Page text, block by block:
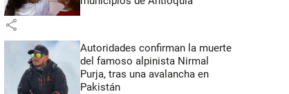
share
Autoridades confirman la muerte
del famoso alpinista Nirmal
Purja, tras una avalancha en
Pakistán